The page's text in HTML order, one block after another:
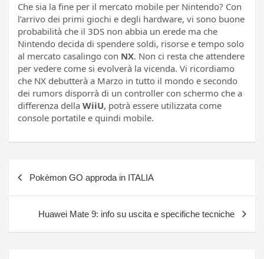
Che sia la fine per il mercato mobile per Nintendo? Con
l’arrivo dei primi giochi e degli hardware, vi sono buone
probabilità che il 3DS non abbia un erede ma che
Nintendo decida di spendere soldi, risorse e tempo solo
al mercato casalingo con NX. Non ci resta che attendere
per vedere come si evolverà la vicenda. Vi ricordiamo
che NX debutterà a Marzo in tutto il mondo e secondo
dei rumors disporrà di un controller con schermo che a
differenza della WiiU, potrà essere utilizzata come
console portatile e quindi mobile.
Pokèmon GO approda in ITALIA
Huawei Mate 9: info su uscita e specifiche tecniche